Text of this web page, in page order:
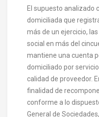
El supuesto analizado
domiciliada que
más de un ejercicio,
social en más del
mantiene una cuenta
domiciliado por
calidad de proveedor.
finalidad de
conforme a lo
General de